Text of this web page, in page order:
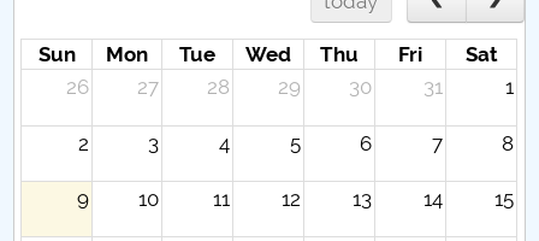
Sun Mon Tue Wed Thu Fri
Sat
26
27 28 29 30 31 1
2 3 4 5 6 7 8
9 10 11 12 13 14 15